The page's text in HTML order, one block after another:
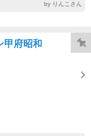
by りんこさん
甲府昭和